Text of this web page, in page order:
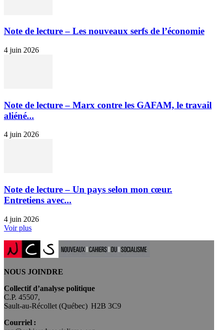
Note de lecture – Les nouveaux serfs de l’économie
4 juin 2026
Note de lecture – Marx contre les GAFAM, le travail
aliéné...
4 juin 2026
Note de lecture – Un pays selon mon cœur.
Entretiens avec...
4 juin 2026
Voir plus
NOUS JOINDRE
Collectif d’analyse politique
C.P. 45507,
Sault-au-Récollet (Québec) H2B 3C9
Courriel :